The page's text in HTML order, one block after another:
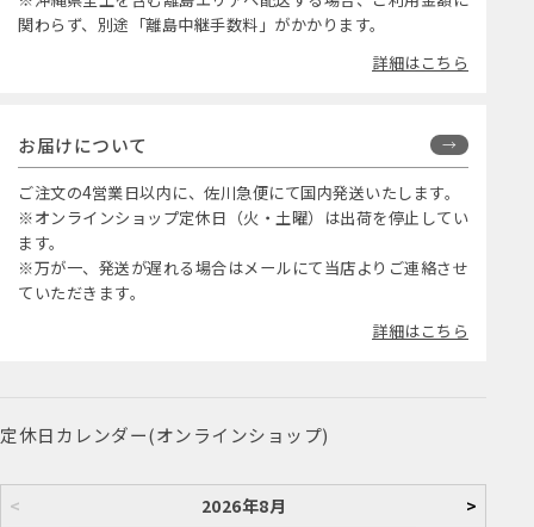
関わらず、別途「離島中継手数料」がかかります。
詳細はこちら
お届けについて
ご注文の4営業日以内に、佐川急便にて国内発送いたします。
※オンラインショップ定休日（火・土曜）は出荷を停止してい
ます。
※万が一、発送が遅れる場合はメールにて当店よりご連絡させ
ていただきます。
詳細はこちら
定休日カレンダー(オンラインショップ)
< 2026年8月 >